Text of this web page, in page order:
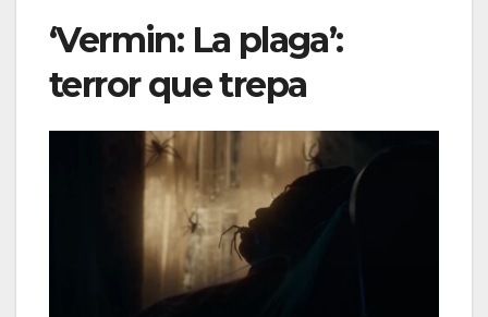
‘Vermin: La plaga’:
terror que trepa